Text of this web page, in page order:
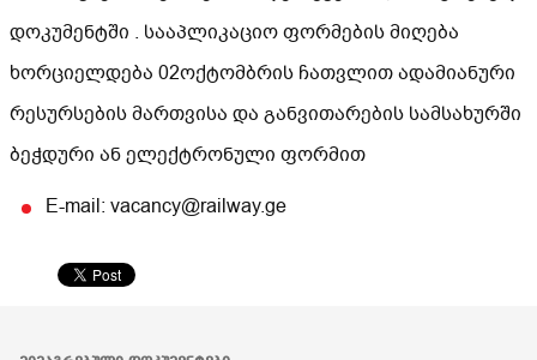
დოკუმენტში . სააპლიკაციო ფორმების მიღება
ხორციელდება 02ოქტომბრის ჩათვლით ადამიანური
რესურსების მართვისა და განვითარების სამსახურში
ბეჭდური ან ელექტრონული ფორმით
E-mail: vacancy@railway.ge